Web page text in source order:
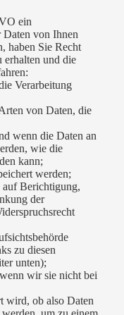
ein
von Ihnen
haben Sie Recht
erhalten und die
Verarbeitung
von Daten, die
wenn die Daten an
wie die
kann;
werden;
auf Berichtigung,
der
zu diesen
unten);
wir sie nicht bei
wird, ob also Daten